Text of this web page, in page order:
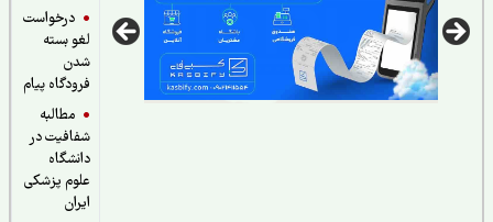
درخواست
لغو بسته
فرودگاه پیام
مطالبه
شفافیت در
دانشگاه
علوم پزشکی